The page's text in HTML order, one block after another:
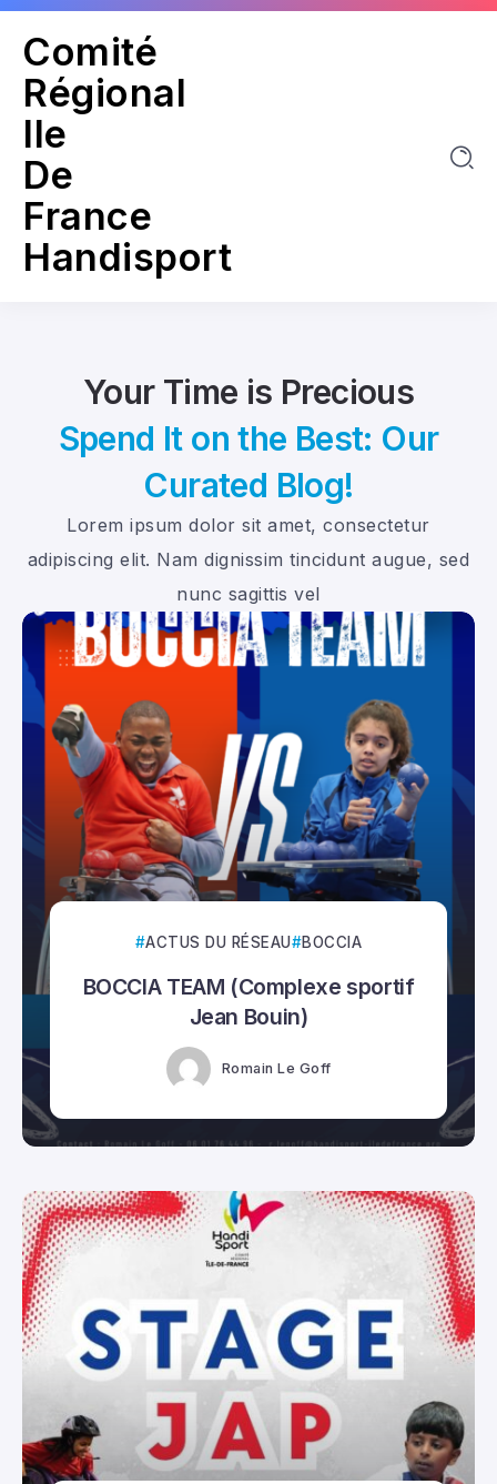
Comité
Régional
Ile
De
France
Handisport
Your Time is Precious
Spend It on the Best: Our
Curated Blog!
Lorem ipsum dolor sit amet, consectetur
adipiscing elit. Nam dignissim tincidunt augue, sed
nunc sagittis vel
ACTUS DU RÉSEAU BOCCIA
BOCCIA TEAM (Complexe sportif
Jean Bouin)
Romain Le Goff